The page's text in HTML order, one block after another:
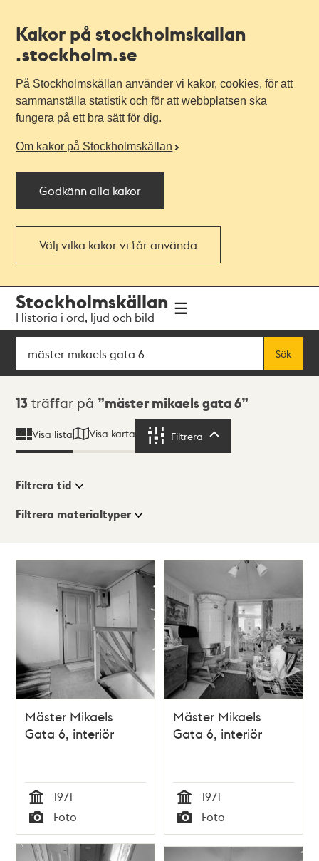
Kakor på stockholmskallan
.stockholm.se
På Stockholmskällan använder vi kakor, cookies, för att
sammanställa statistik och för att webbplatsen ska
fungera på ett bra sätt för dig.
Om kakor på Stockholmskällan
Godkänn alla kakor
Välj vilka kakor vi får använda
navigationen
huvudinnehållet
Stockholmskällan
Historia i ord, ljud och bild
Sök
Sök
Sökresultat
13 träffar på mäster mikaels gata 6
Visa lista Visa karta Filtrera
Visningsläge
ListaKarta
Filtrera tid
Filtrera materialtyper
Mäster Mikaels
Gata 6, interiör
Tid
1971
Typ
Foto
Mäster Mikaels
Gata 6, interiör
Tid
1971
Typ
Foto